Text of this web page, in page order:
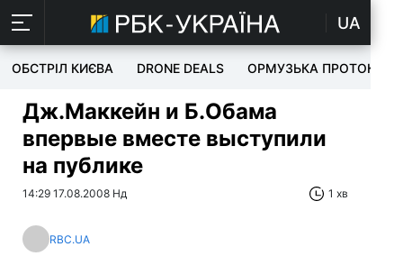
UA
ОБСТРІЛ КИЄВА DRONE DEALS ОРМУЗЬКА ПРОТОКА
Дж.Маккейн и Б.Обама
впервые вместе выступили
на публике
14:29 17.08.2008 Нд 1 хв
RBC.UA